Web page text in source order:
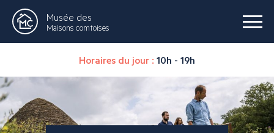
Musée des
Maisons comtoises
Horaires du jour : 10h - 19h